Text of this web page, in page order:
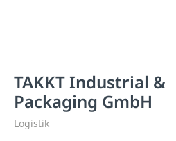
TAKKT Industrial &
Packaging GmbH
Logistik